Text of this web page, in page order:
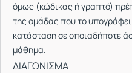
όμως (κώδικας ή γραπτό)
της ομάδας που το
κατάσταση σε οποιαδήποτε
μάθημα.
ΔΙΑΓΩΝΙΣΜΑ